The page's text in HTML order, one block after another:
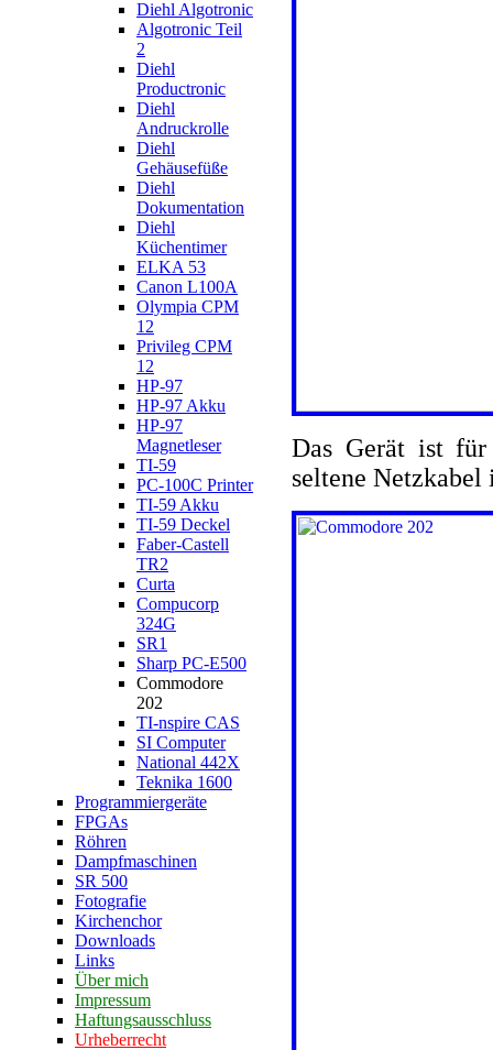
Diehl Algotronic
Algotronic Teil
2
Diehl
Productronic
Diehl
Andruckrolle
Diehl
Gehäusefüße
Diehl
Dokumentation
Diehl
Küchentimer
ELKA 53
Canon L100A
Olympia CPM
12
Privileg CPM
12
HP-97
HP-97 Akku
HP-97
Magnetleser
TI-59
PC-100C Printer
TI-59 Akku
TI-59 Deckel
Faber-Castell
TR2
Curta
Compucorp
324G
SR1
Sharp PC-E500
Commodore
202
TI-nspire CAS
SI Computer
National 442X
Teknika 1600
Programmiergeräte
FPGAs
Röhren
Dampfmaschinen
SR 500
Fotografie
Kirchenchor
Downloads
Links
Über mich
Impressum
Haftungsausschluss
Urheberrecht
Das Gerät ist
seltene